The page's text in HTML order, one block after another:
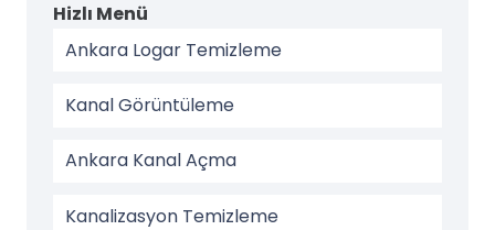
Hizlı Menü
Ankara Logar Temizleme
Kanal Görüntüleme
Ankara Kanal Açma
Kanalizasyon Temizleme